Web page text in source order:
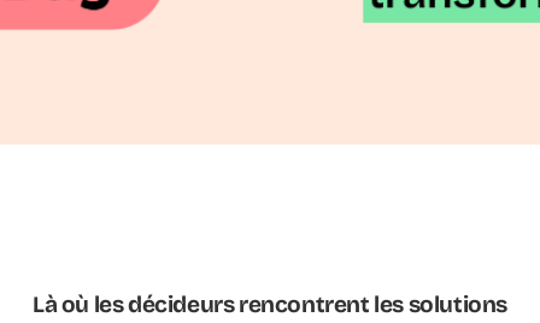
Là où les décideurs rencontrent les solutions